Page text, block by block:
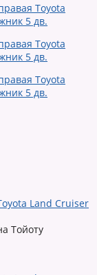
Land Cruiser
Тойоту